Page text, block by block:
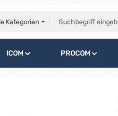
Kategorien
ICOM PROCOM